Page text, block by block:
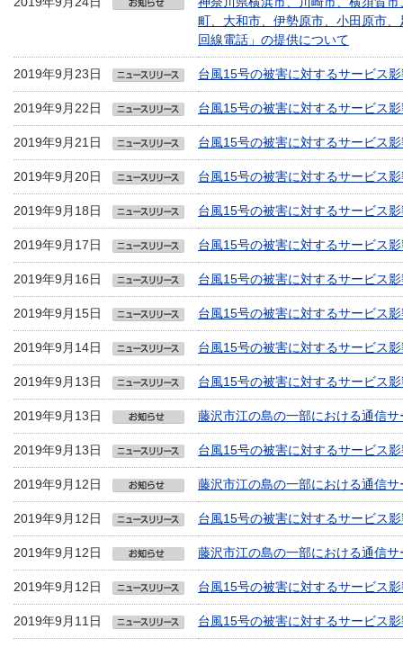
町、大和市、伊勢原市、小田原市
回線電話」の提供について
2019年9月23日 台風15号の被害に対するサービス
2019年9月22日 台風15号の被害に対するサービス
2019年9月21日 台風15号の被害に対するサービス
2019年9月20日 台風15号の被害に対するサービス
2019年9月18日 台風15号の被害に対するサービス
2019年9月17日 台風15号の被害に対するサービス
2019年9月16日 台風15号の被害に対するサービス
2019年9月15日 台風15号の被害に対するサービス
2019年9月14日 台風15号の被害に対するサービス
2019年9月13日 台風15号の被害に対するサービス
2019年9月13日 藤沢市江の島の一部における通信
2019年9月13日 台風15号の被害に対するサービス
2019年9月12日 藤沢市江の島の一部における通信
2019年9月12日 台風15号の被害に対するサービス
2019年9月12日 藤沢市江の島の一部における通信
2019年9月12日 台風15号の被害に対するサービス
2019年9月11日 台風15号の被害に対するサービス